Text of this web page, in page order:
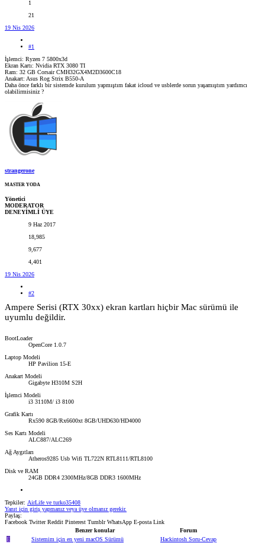
1
21
19 Nis 2026
#1
İşlemci: Ryzen 7 5800x3d
Ekran Kartı: Nvidia RTX 3080 TI
Ram: 32 GB Corsair CMH32GX4M2D3600C18
Anakart: Asus Rog Strix B550-A
Daha önce farklı bir sistemde kurulum yapmıştım fakat icloud ve usblerde sorun yaşamıştım yardımcı
olabilirmisiniz ?
strangerone
MASTER YODA
Yönetici
MODERATOR
DENEYİMLİ ÜYE
9 Haz 2017
18,985
9,677
4,401
19 Nis 2026
#2
Ampere Serisi (RTX 30xx) ekran kartları hiçbir Mac sürümü ile
uyumlu değildir.
BootLoader
OpenCore 1.0.7
Laptop Modeli
HP Pavilion 15-E
Anakart Modeli
Gigabyte H310M S2H
İşlemci Modeli
i3 3110M/ i3 8100
Grafik Kartı
Rx590 8GB/Rx6600xt 8GB/UHD630/HD4000
Ses Kartı Modeli
ALC887/ALC269
Ağ Aygıtları
Atheros9285 Usb Wifi TL722N RTL8111/RTL8100
Disk ve RAM
24GB DDR4 2300MHz/8GB DDR3 1600MHz
Tepkiler: AirLife ve turko35408
Yanıt için giriş yapmanız veya üye olmanız gerekir.
Paylaş:
Facebook Twitter Reddit Pinterest Tumblr WhatsApp E-posta Link
Benzer konular
Forum
E
Sistemim için en yeni macOS Sürümü
Hackintosh Soru-Cevap